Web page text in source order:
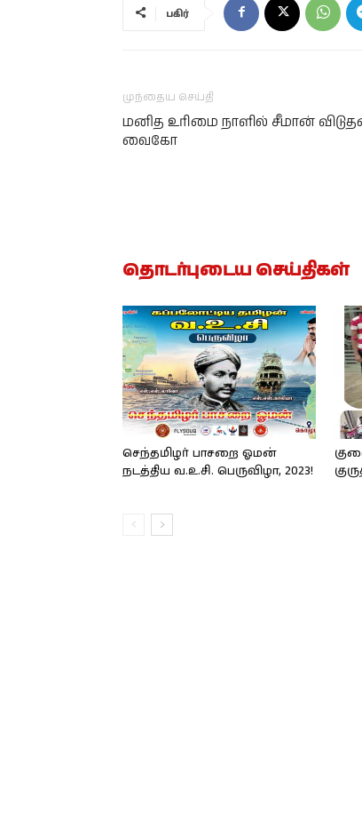
பகிர்
முந்தைய செய்தி
மனித உரிமை நாளில் சீமான்
வைகோ
தொடர்புடைய செய்திகள்
செந்தமிழர் பாசறை ஓமன்
நடத்திய வ.உ.சி. பெருவிழா, 2023!